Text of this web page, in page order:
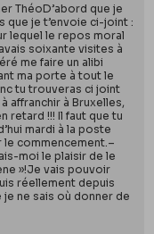
ThéoD’abord que je
que je t’envoie ci-joint :
lequel le repos moral
soixante visites à
me faire un alibi
ma porte à tout le
tu trouveras ci joint
affranchir à Bruxelles,
retard !!! Il faut que tu
mardi à la poste
le commencement.–
moi le plaisir de le
»!Je vais pouvoir
réellement depuis
ne sais où donner de